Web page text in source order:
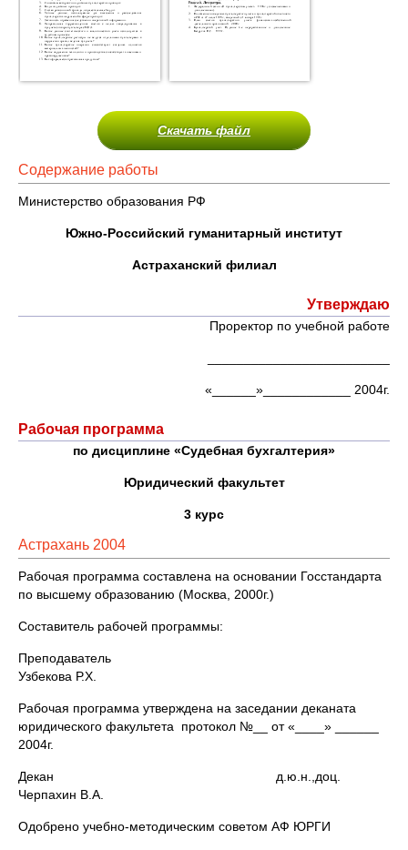
Скачать файл
Содержание работы
Министерство образования РФ
Южно-Российский гуманитарный институт
Астраханский филиал
Утверждаю
Проректор по учебной работе
«______»____________ 2004г.
Рабочая программа
по дисциплине «Судебная бухгалтерия»
Юридический факультет
3 курс
Астрахань 2004
Рабочая программа составлена на основании Госстандарта
по высшему образованию (Москва, 2000г.)
Составитель рабочей программы:
Преподаватель
Узбекова Р.Х.
Рабочая программа утверждена на заседании деканата
юридического факультета протокол №__ от «____» ______
2004г.
Декан д.ю.н.,доц.
Черпахин В.А.
Одобрено учебно-методическим советом АФ ЮРГИ